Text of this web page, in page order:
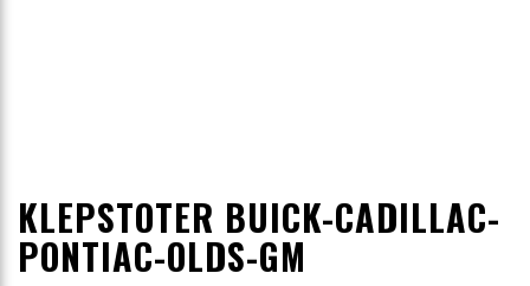
KLEPSTOTER BUICK-CADILLAC-
PONTIAC-OLDS-GM